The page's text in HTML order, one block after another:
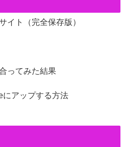
イト（完全保存版）
ってみた結果
にアップする方法